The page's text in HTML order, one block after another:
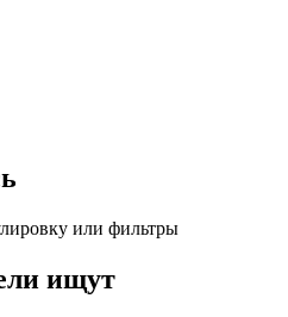
или фильтры
ищут